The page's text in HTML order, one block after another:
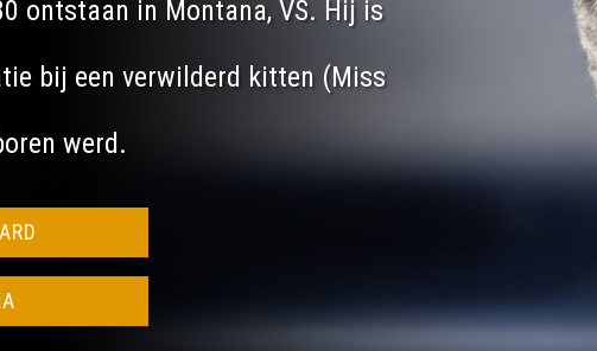
ontstaan in Montana, VS. Hij is
bij een verwilderd kitten (Miss
werd.